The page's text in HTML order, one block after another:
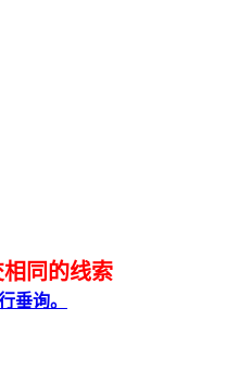
同的线索
垂询。